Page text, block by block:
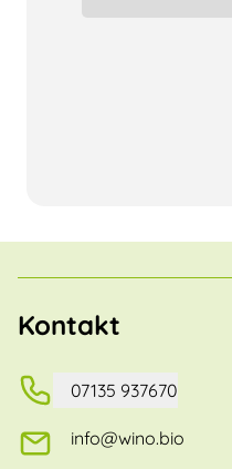
Kontakt
07135 937670
info@wino.bio